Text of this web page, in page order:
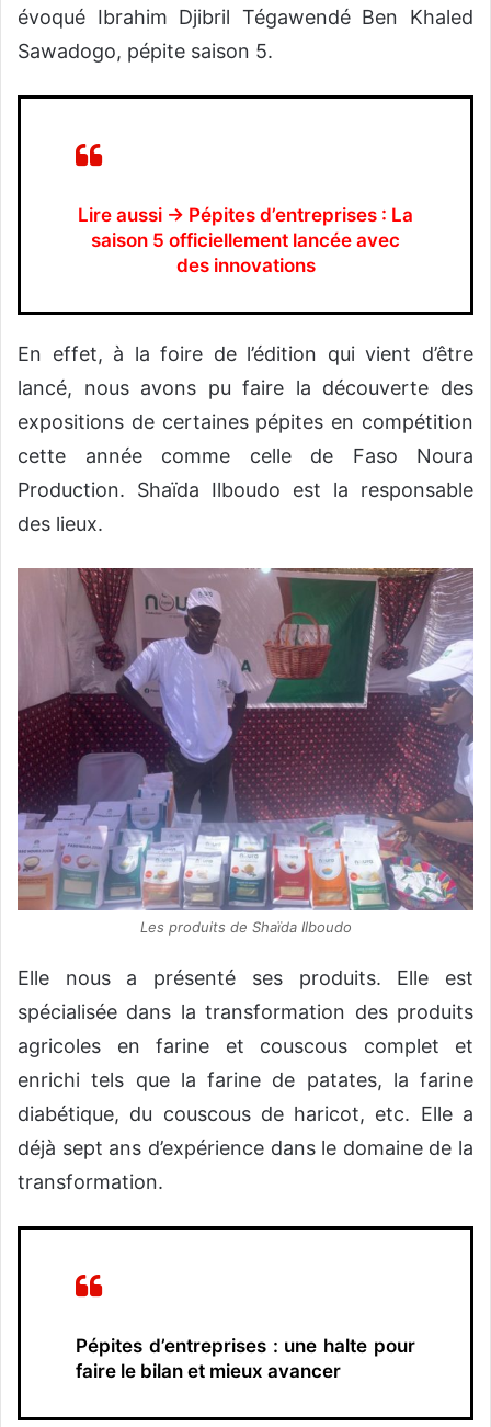
évoqué Ibrahim Djibril Tégawendé Ben Khaled
Sawadogo, pépite saison 5.
Lire aussi → Pépites d’entreprises : La
saison 5 officiellement lancée avec
des innovations
En effet, à la foire de l’édition qui vient d’être
lancé, nous avons pu faire la découverte des
expositions de certaines pépites en compétition
cette année comme celle de Faso Noura
Production. Shaïda Ilboudo est la responsable
des lieux.
Les produits de Shaïda Ilboudo
Elle nous a présenté ses produits. Elle est
spécialisée dans la transformation des produits
agricoles en farine et couscous complet et
enrichi tels que la farine de patates, la farine
diabétique, du couscous de haricot, etc. Elle a
déjà sept ans d’expérience dans le domaine de la
transformation.
Pépites d’entreprises : une halte pour
faire le bilan et mieux avancer